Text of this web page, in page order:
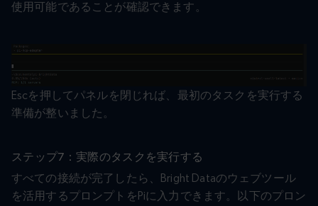
使用可能であることが確認できます。
Escを押してパネルを閉じれば、最初のタスクを実行する
準備が整いました。
ステップ7：実際のタスクを実行する
すべての接続が完了したら、Bright Dataのウェブツール
を活用するプロンプトをPiに入力できます。以下のプロン